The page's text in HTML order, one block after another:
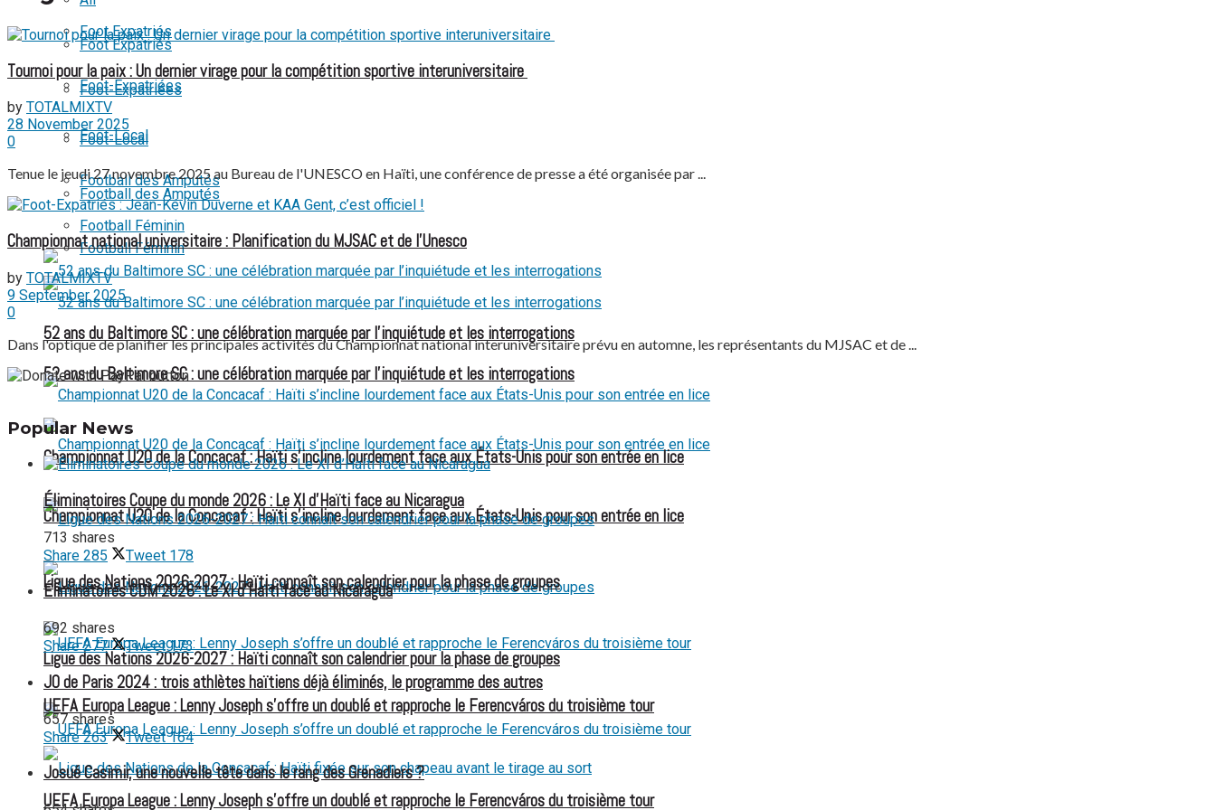
Foot Expatriés
Foot-Expatriées
Foot-Local
Football des Amputés
Football Féminin
52 ans du Baltimore SC : une célébration marquée par l’inquiétude et les interrogations
Championnat U20 de la Concacaf : Haïti s’incline lourdement face aux États-Unis pour son entrée en lice
Ligue des Nations 2026-2027 : Haïti connaît son calendrier pour la phase de groupes
UEFA Europa League : Lenny Joseph s’offre un doublé et rapproche le Ferencváros du troisième tour
Foot Expatriés
Foot-Expatriées
Foot-Local
Football des Amputés
Football Féminin
52 ans du Baltimore SC : une célébration marquée par l’inquiétude et les interrogations
Championnat U20 de la Concacaf : Haïti s’incline lourdement face aux États-Unis pour son entrée en lice
Ligue des Nations 2026-2027 : Haïti connaît son calendrier pour la phase de groupes
UEFA Europa League : Lenny Joseph s’offre un doublé et rapproche le Ferencváros du troisième tour
Tournoi pour la paix : Un dernier virage pour la compétition sportive interuniversitaire
by TOTALMIXTV
28 November 2025
0
Tenue le jeudi 27 novembre 2025 au Bureau de l'UNESCO en Haïti, une conférence de presse a été organisée par ...
Championnat national universitaire : Planification du MJSAC et de l’Unesco
by TOTALMIXTV
9 September 2025
0
Dans l'optique de planifier les principales activités du Championnat national interuniversitaire prévu en automne, les représentants du MJSAC et de ...
Popular News
Éliminatoires Coupe du monde 2026 : Le XI d’Haïti face au Nicaragua
713 shares
Share 285 Tweet 178
Éliminatoires CDM 2026 : Le XI d’Haïti face au Nicaragua
692 shares
Share 277 Tweet 173
JO de Paris 2024 : trois athlètes haïtiens déjà éliminés, le programme des autres
657 shares
Share 263 Tweet 164
Josué Casimir, une nouvelle tête dans le rang des Grenadiers ?